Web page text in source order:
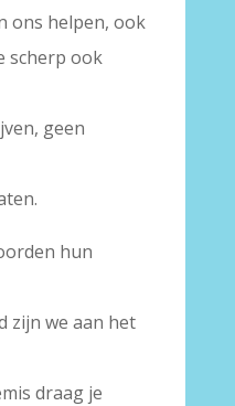
ons helpen, ook
scherp ook
geen
hun
zijn we aan het
draag je